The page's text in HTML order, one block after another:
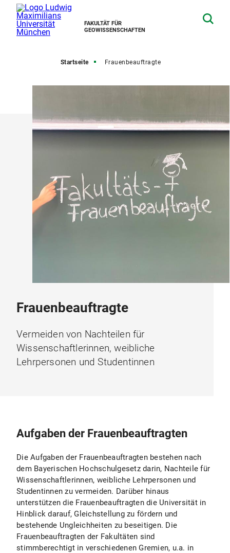
FAKULTÄT FÜR
GEOWISSENSCHAFTEN
Startseite Frauenbeauftragte
Frauenbeauftragte
Vermeiden von Nachteilen für
Wissenschaftlerinnen, weibliche
Lehrpersonen und Studentinnen
Aufgaben der Frauenbeauftragten
Die Aufgaben der Frauenbeauftragten bestehen nach
dem Bayerischen Hochschulgesetz darin, Nachteile für
Wissenschaftlerinnen, weibliche Lehrpersonen und
Studentinnen zu vermeiden. Darüber hinaus
unterstützen die Frauenbeauftragten die Universität in
Hinblick darauf, Gleichstellung zu fördern und
bestehende Ungleichheiten zu beseitigen. Die
Frauenbeauftragten der Fakultäten sind
stimmberechtigt in verschiedenen Gremien, u.a. in